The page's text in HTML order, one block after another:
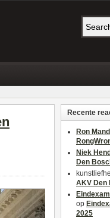
Recente
Ron
Niek
Den
AKV Den
op
2025